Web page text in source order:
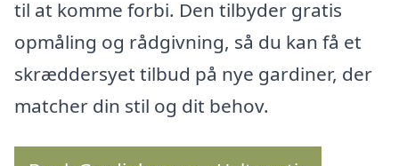
til at komme forbi. Den tilbyder gratis
opmåling og rådgivning, så du kan få et
skræddersyet tilbud på nye gardiner, der
matcher din stil og dit behov.